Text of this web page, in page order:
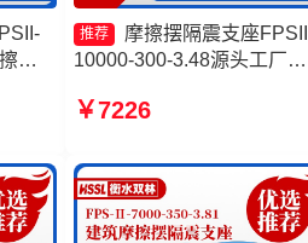
摆
隔震
推荐
摩擦摆隔震支座
10000-300-3.48源头工厂
摩擦摆隔震支座FPSII-
Ⅱ-2000-500-3.8厂家
￥7226